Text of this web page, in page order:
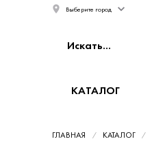
Выберите город
КАТАЛОГ
ГЛАВНАЯ КАТАЛОГ